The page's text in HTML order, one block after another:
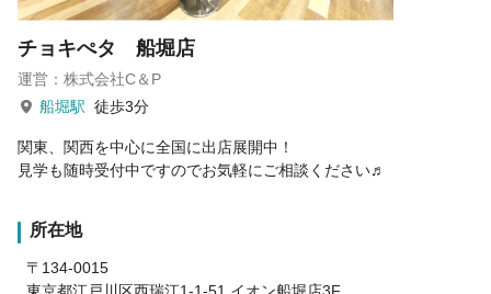
チョキぺタ 船堀店
運営：株式会社C＆P
船堀駅 徒歩3分
関東、関西を中心に全国に出店展開中！
見学も随時受付中ですのでお気軽にご相談ください♬
所在地
〒134-0015